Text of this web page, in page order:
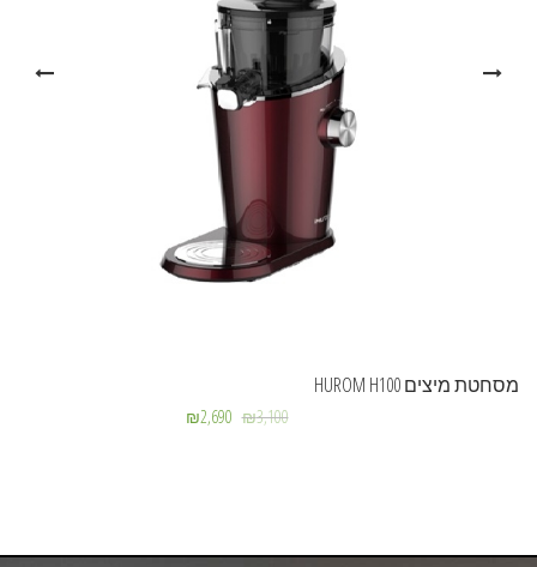
מסחטת מיצים HUROM H100
₪3,100
₪2,690